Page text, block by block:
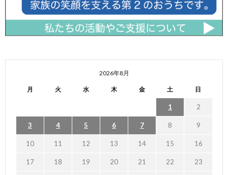
2026年8月
月 火 水 木 金 土 日
1 2
3 4 5 6 7 8 9
10 11 12 13 14 15 16
17 18 19 20 21 22 23